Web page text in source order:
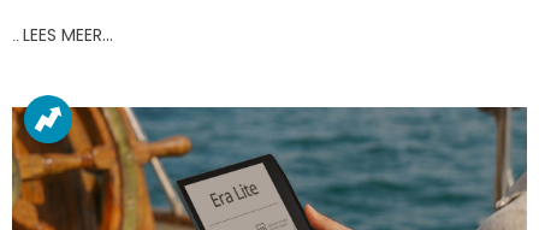
LEES MEER…